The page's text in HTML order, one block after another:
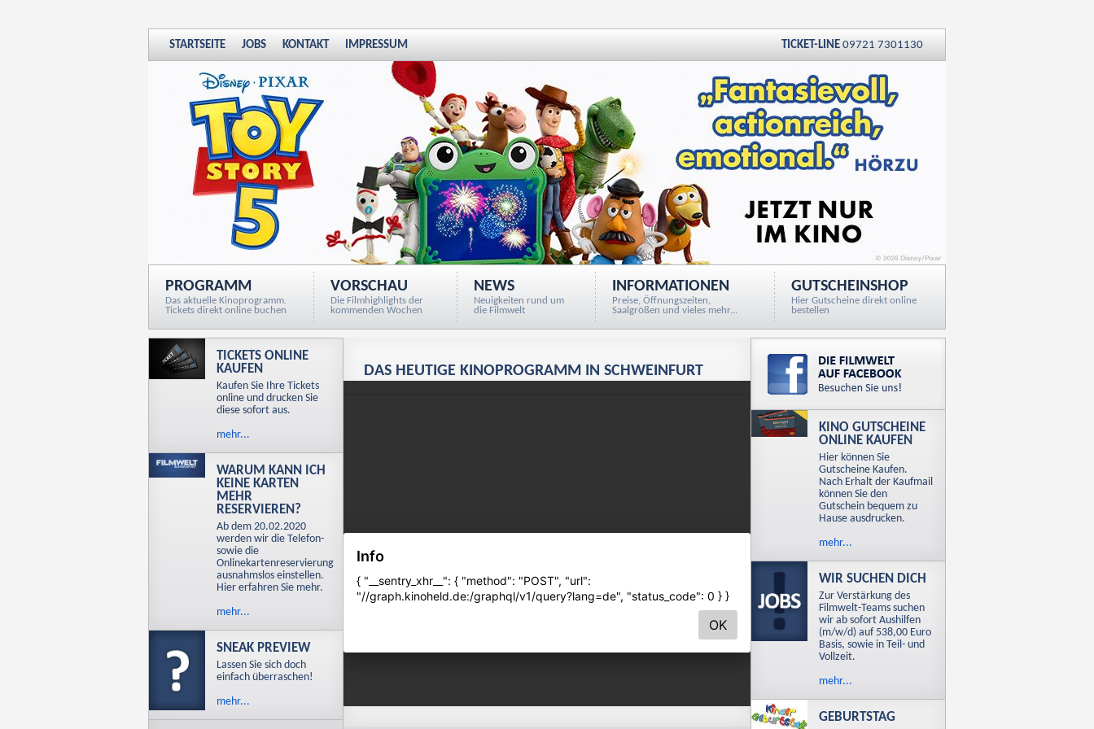
TICKET-LINE09721 7301130
STARTSEITE JOBS KONTAKT IMPRESSUM
PROGRAMM
Das aktuelle Kinoprogramm.
Tickets direkt online buchen
VORSCHAU
Die Filmhighlights der
kommenden Wochen
NEWS
Neuigkeiten rund um
die Filmwelt
INFORMATIONEN
Preise, Öffnungszeiten,
Saalgrößen und vieles mehr...
GUTSCHEINSHOP
Hier Gutscheine direkt online
bestellen
TICKETS ONLINE
KAUFEN
Kaufen Sie Ihre Tickets
online und drucken Sie
diese sofort aus.
mehr...
WARUM KANN ICH
KEINE KARTEN
MEHR
RESERVIEREN?
Ab dem 20.02.2020
werden wir die Telefon-
sowie die
Onlinekartenreservierung
ausnahmslos einstellen.
Hier erfahren Sie mehr.
mehr...
SNEAK PREVIEW
Lassen Sie sich doch
einfach überraschen!
mehr...
KINO GUTSCHEINE
ONLINE KAUFEN
Hier können Sie
Gutscheine Kaufen.
Nach Erhalt der Kaufmail
können Sie den
Gutschein bequem zu
Hause ausdrucken.
mehr...
WIR SUCHEN DICH
Zur Verstärkung des
Filmwelt-Teams suchen
wir ab sofort Aushilfen
(m/w/d) auf 538,00 Euro
Basis, sowie in Teil- und
Vollzeit.
mehr...
GEBURTSTAG
DAS HEUTIGE KINOPROGRAMM IN SCHWEINFURT